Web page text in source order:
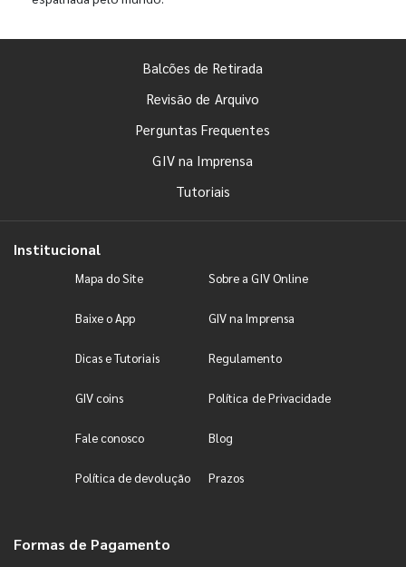
Balcões de Retirada
Revisão de Arquivo
Perguntas Frequentes
GIV na Imprensa
Tutoriais
Institucional
Mapa do Site Sobre a GIV Online
Baixe o App GIV na Imprensa
Dicas e Tutoriais Regulamento
GIV coins Política de Privacidade
Fale conosco Blog
Política de devolução Prazos
Formas de Pagamento